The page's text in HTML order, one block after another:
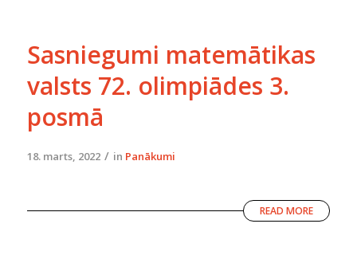
Sasniegumi matemātikas
valsts 72. olimpiādes 3.
posmā
18. marts, 2022 / in Panākumi
READ MORE